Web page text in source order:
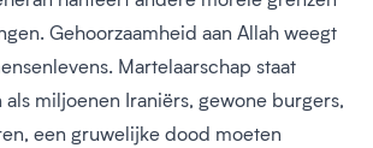
Gehoorzaamheid aan Allah weegt
Martelaarschap staat
als miljoenen Iraniërs, gewone burgers,
een gruwelijke dood moeten